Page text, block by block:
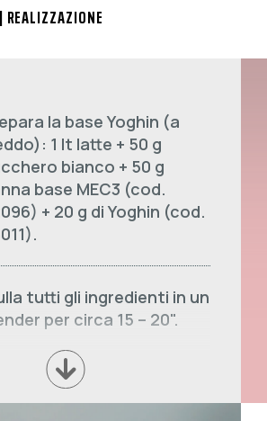
REALIZZAZIONE
la base Yoghin (a
1 lt latte + 50 g
bianco + 50 g
base MEC3 (cod.
+ 20 g di Yoghin (cod.
tutti gli ingredienti in un
per circa 15 – 20".
lo smoothie in bicchieri
30 cl, poiché la resa è di